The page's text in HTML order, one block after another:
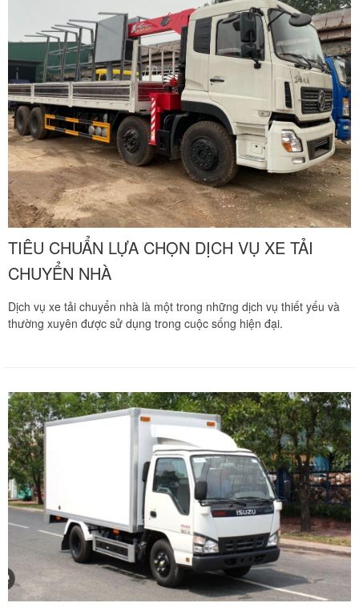
TIÊU CHUẨN LỰA CHỌN DỊCH VỤ XE TẢI
CHUYỂN NHÀ
Dịch vụ xe tải chuyển nhà là một trong những dịch vụ thiết yếu và
thường xuyên được sử dụng trong cuộc sống hiện đại.